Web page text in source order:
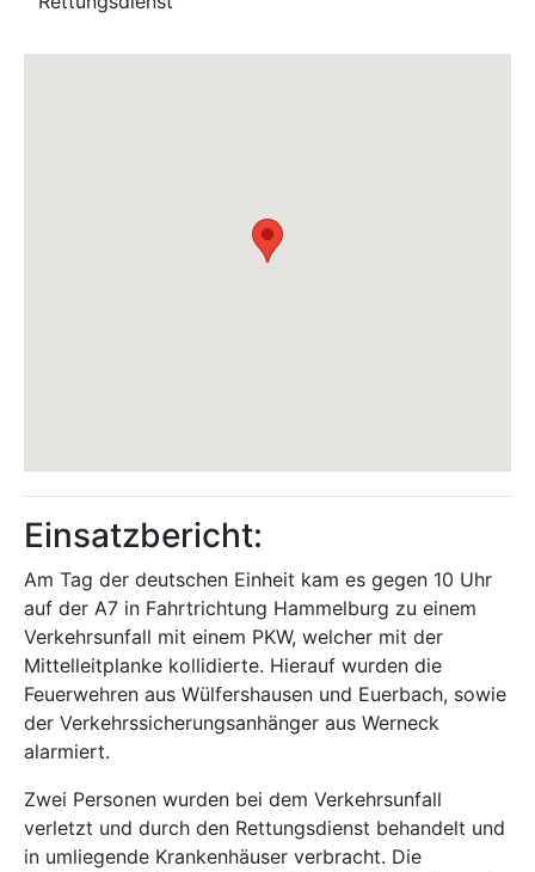
Einsatzbericht:
Am Tag der deutschen Einheit kam es gegen 10 Uhr
auf der A7 in Fahrtrichtung Hammelburg zu einem
Verkehrsunfall mit einem PKW, welcher mit der
Mittelleitplanke kollidierte. Hierauf wurden die
Feuerwehren aus Wülfershausen und Euerbach, sowie
der Verkehrssicherungsanhänger aus Werneck
alarmiert.
Zwei Personen wurden bei dem Verkehrsunfall
verletzt und durch den Rettungsdienst behandelt und
in umliegende Krankenhäuser verbracht. Die